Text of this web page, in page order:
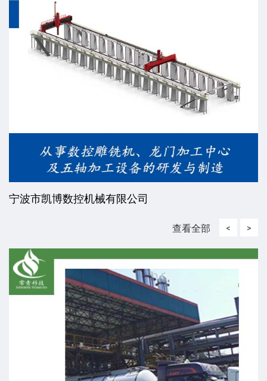
威海东发精工机械有限责任公司
查看全部 < >